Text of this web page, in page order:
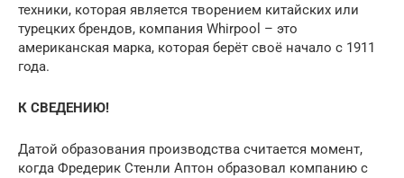
техники, которая является творением китайских или
турецких брендов, компания Whirpool – это
американская марка, которая берёт своё начало с 1911
года.
К СВЕДЕНИЮ!
Датой образования производства считается момент,
когда Фредерик Стенли Аптон образовал компанию с